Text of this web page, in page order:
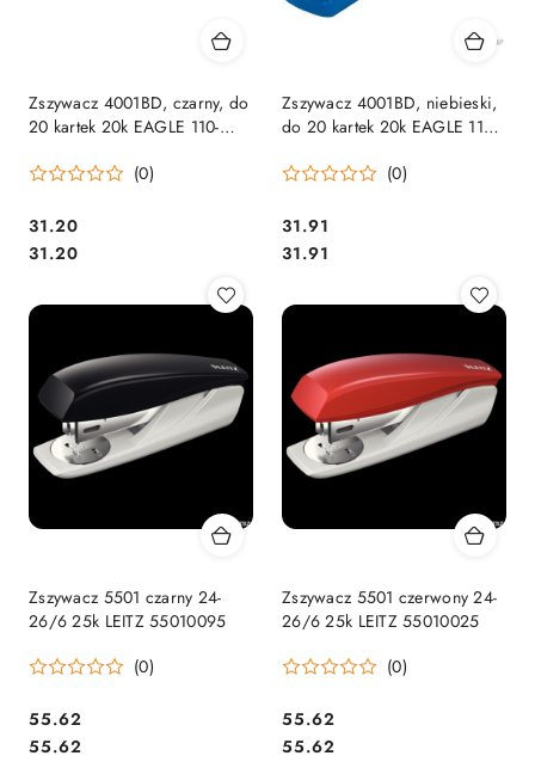
Zszywacz 4001BD, czarny, do
20 kartek 20k EAGLE 110-
(0)
Cena:
31.20
Cena:
31.20
Zszywacz 4001BD, niebieski,
do 20 kartek 20k EAGLE 110-
(0)
Cena:
31.91
Cena:
31.91
Zszywacz 5501 czarny 24-
26/6 25k LEITZ 55010095
(0)
Cena:
55.62
Cena:
55.62
Zszywacz 5501 czerwony 24-
26/6 25k LEITZ 55010025
(0)
Cena:
55.62
Cena:
55.62